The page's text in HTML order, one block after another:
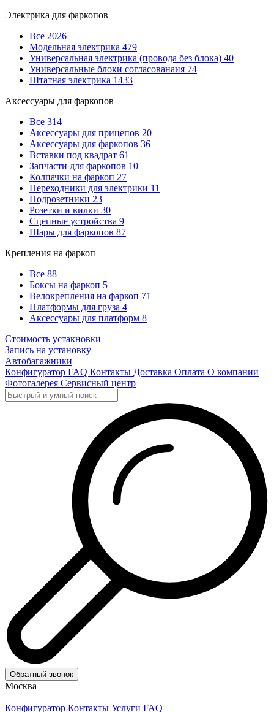
Электрика для фаркопов
Все 2026
Модельная электрика 479
Универсальная электрика (провода без блока) 40
Универсальные блоки согласованаия 74
Штатная электрика 1433
Аксессуары для фаркопов
Все 314
Аксессуары для прицепов 20
Аксессуары для фаркопов 36
Вставки под квадрат 61
Запчасти для фаркопов 10
Колпачки на фаркоп 27
Переходники для электрики 11
Подрозетники 23
Розетки и вилки 30
Сцепные устройства 9
Шары для фаркопов 87
Крепления на фаркоп
Все 88
Боксы на фаркоп 5
Велокрепления на фаркоп 71
Платформы для груза 4
Аксессуары для платформ 8
Стоимость устакновки
Запись на установку
Автобагажники
Конфигуратор FAQ Контакты Доставка Оплата О компании
Фотогалерея Сервисный центр
Обратный звонок
Москва
Конфигуратор Контакты Услуги FAQ